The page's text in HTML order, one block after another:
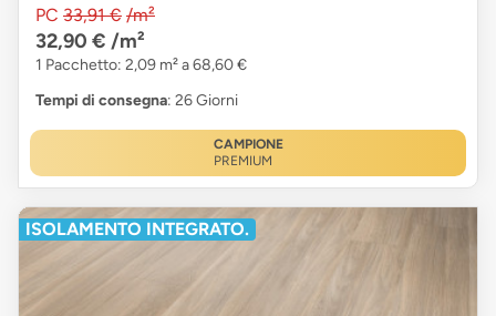
PC 33,91 € /m²
32,90 € /m²
1 Pacchetto: 2,09 m² a 68,60 €
Tempi di consegna: 26 Giorni
CAMPIONE
PREMIUM
ISOLAMENTO INTEGRATO.